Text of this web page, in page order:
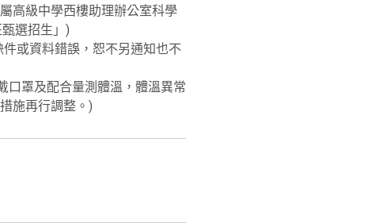
高級中學西樓助理辦公室科學
選招生」)
或資料錯誤，恕不另通知也不
口罩及配合量測體溫，體溫異常
施再行調整。)